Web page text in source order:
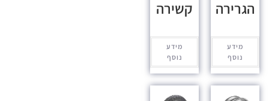
הגרירה
מידע
נוסף
קשירה
מידע
נוסף